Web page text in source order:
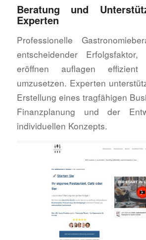
Beratung und
Experten
Professionelle
entscheidender
eröffnen auflagen
umzusetzen. Experten
Erstellung eines tragfähigen
Finanzplanung und der
individuellen Konzepts.